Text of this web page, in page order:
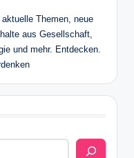
Themen, neue
aus Gesellschaft,
und mehr. Entdecken.